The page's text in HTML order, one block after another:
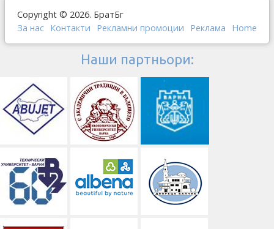
Copyright © 2026. БратБг
За нас Контакти Рекламни промоции Реклама Home
Наши партньори: